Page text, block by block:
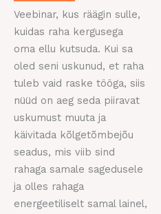
Veebinar, kus räägin sulle,
kuidas raha kergusega
oma ellu kutsuda. Kui sa
oled seni uskunud, et raha
tuleb vaid raske tööga, siis
nüüd on aeg seda piiravat
uskumust muuta ja
käivitada kõlgetõmbejõu
seadus, mis viib sind
rahaga samale sagedusele
ja olles rahaga
energeetiliselt samal lainel,